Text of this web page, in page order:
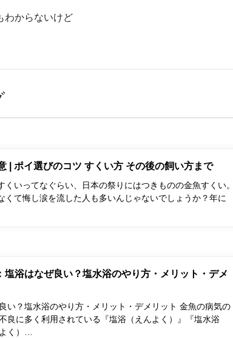
わからないけど
| ポイ選びのコツ すくい方 その後の飼い方まで
くいってなぐらい、日本の祭りにはつきものの金魚すくい。
くて悔し涙を流した人も多いんじゃないでしょうか？年に
塩浴はなぜ良い？塩水浴のやり方・メリット・デメ
い？塩水浴のやり方・メリット・デメリット 金魚の病気の
良に多く利用されている『塩浴（えんよく）』『塩水浴
く）…